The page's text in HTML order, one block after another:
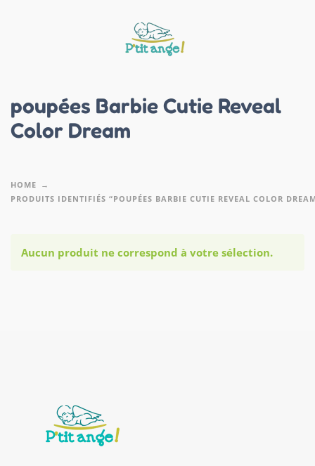
poupées Barbie Cutie Reveal
Color Dream
HOME
PRODUITS IDENTIFIÉS “POUPÉES BARBIE CUTIE REVEAL COLOR
Aucun produit ne correspond à votre sélection.